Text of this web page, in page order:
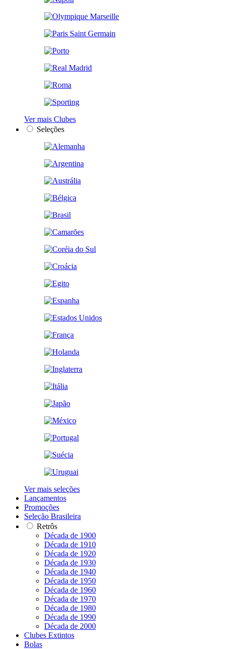
Ver mais Clubes
Seleções
Ver mais seleções
Lançamentos
Promoções
Seleção Brasileira
Retrôs
Década de 1900
Década de 1910
Década de 1920
Década de 1930
Década de 1940
Década de 1950
Década de 1960
Década de 1970
Década de 1980
Década de 1990
Década de 2000
Clubes Extintos
Bolas